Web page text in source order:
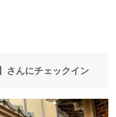
さんにチェックイン